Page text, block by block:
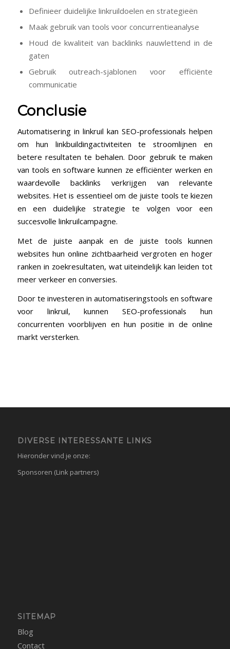
Definieer duidelijke ‌linkruildoelen en strategieën
Maak gebruik van tools ​voor concurrentieanalyse
Houd de kwaliteit van backlinks nauwlettend in de
gaten
Gebruik outreach-sjablonen voor efficiënte
communicatie
Conclusie
Automatisering in linkruil kan SEO-professionals helpen
om hun linkbuildingactiviteiten te⁣ stroomlijnen en
betere resultaten te behalen. Door gebruik te maken
van tools en software kunnen ze efficiënter ⁣werken en
waardevolle‌ backlinks verkrijgen van relevante
websites. ‌Het is essentieel om de juiste tools te kiezen
en een duidelijke strategie te volgen voor een
succesvolle linkruilcampagne.
Met de juiste aanpak en de ⁣juiste ⁢tools kunnen
websites hun online zichtbaarheid vergroten en hoger⁤
ranken in zoekresultaten, wat uiteindelijk kan leiden tot
meer verkeer en conversies.
Door te investeren⁤ in automatiseringstools en software
voor linkruil, kunnen SEO-professionals hun
concurrenten voorblijven en ​hun positie in de online
markt versterken.
DIVERSE INTERESSANTE LINKS
Hieronder vind je onze:
Sponsoren (Link partners)
SITEMAP
Blog
Contact